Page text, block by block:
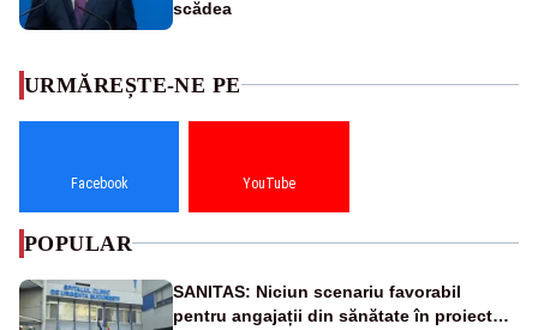
scădea
URMĂREȘTE-NE PE
Facebook YouTube
POPULAR
SANITAS: Niciun scenariu favorabil
pentru angajații din sănătate în proiectul